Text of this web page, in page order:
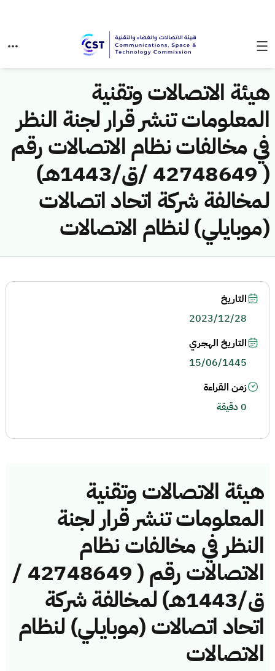
هيئة الاتصالات وتقنية
المعلومات تنشر قرار لجنة النظر
في مخالفات نظام الاتصالات رقم
( 42748649 /ق/1443هـ)
لمخالفة شركة اتحاد اتصالات
(موبايلي) لنظام الاتصالات
هيئة الاتصالات وتقنية
المعلومات تنشر قرار لجنة
النظر في مخالفات نظام
الاتصالات رقم ( 42748649 /
ق/1443هـ) لمخالفة شركة
اتحاد اتصالات (موبايلي) لنظام
الاتصالات
التاريخ
2023/12/28
التاريخ الهجري
15/06/1445
زمن القراءة
0 دقيقة